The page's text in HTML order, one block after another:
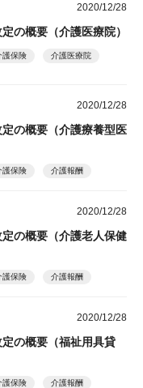
2020/12/28
の概要（介護医療院）
護保険 介護医療院
2020/12/28
の概要（介護療養型医
護保険 介護報酬
2020/12/28
の概要（介護老人保健
護保険 介護報酬
2020/12/28
の概要（福祉用具貸
護保険 介護報酬